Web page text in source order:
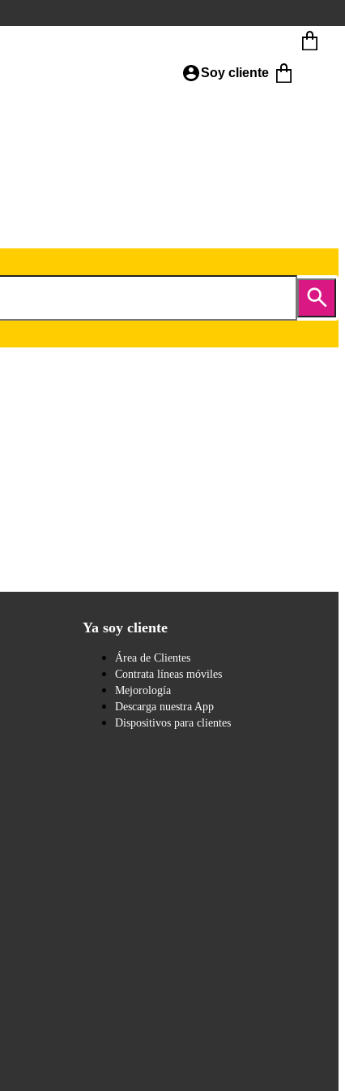
Soy cliente
Ya soy cliente
Área de Clientes
Contrata líneas móviles
Mejorología
Descarga nuestra App
Dispositivos para clientes